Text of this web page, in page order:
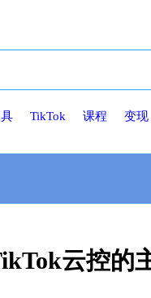
TikTok 课程 变现
云控的